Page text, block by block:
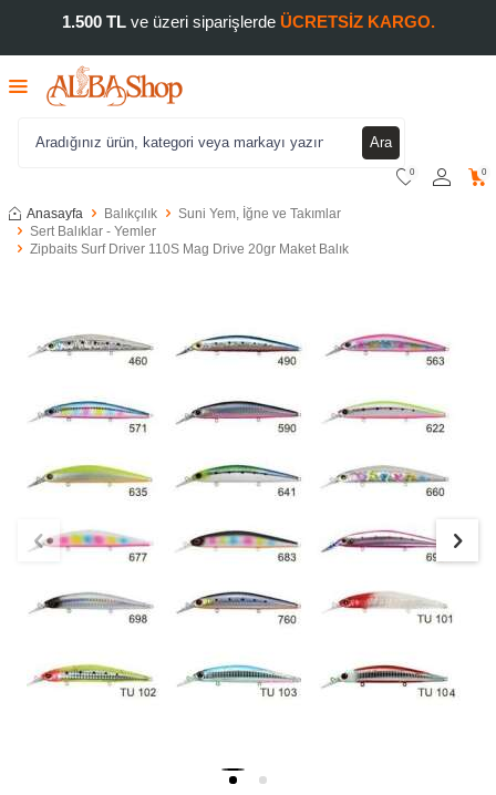
1.500 TLve üzeri siparişlerde ÜCRETSİZ KARGO.
Ara
0 0
Anasayfa Balıkçılık
Suni Yem, İğne ve Takımlar
Sert Balıklar - Yemler
Zipbaits Surf Driver 110S Mag Drive 20gr Maket Balık